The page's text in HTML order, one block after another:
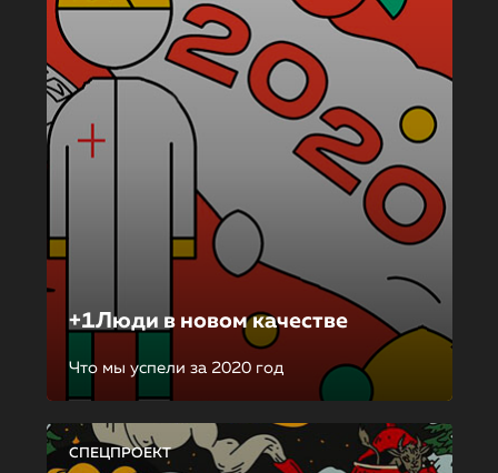
+1Люди в новом качестве
Что мы успели за 2020 год
СПЕЦПРОЕКТ